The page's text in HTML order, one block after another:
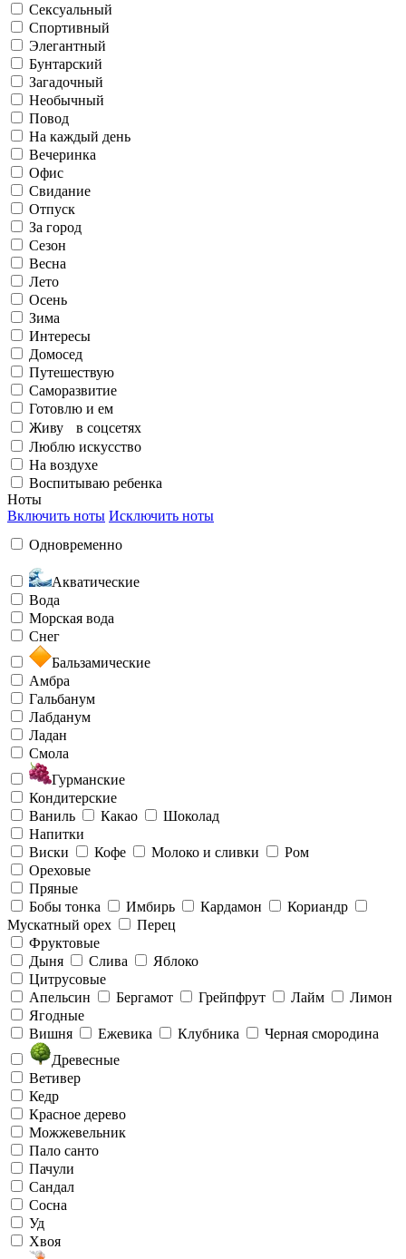
Сексуальный
Спортивный
Элегантный
Бунтарский
Загадочный
Необычный
Повод
На каждый день
Вечеринка
Офис
Свидание
Отпуск
За город
Сезон
Весна
Лето
Осень
Зима
Интересы
Домосед
Путешествую
Саморазвитие
Готовлю и ем
Живу в соцсетях
Люблю искусство
На воздухе
Воспитываю ребенка
Ноты
Включить ноты Исключить ноты
Одновременно
Акватические
Вода
Морская вода
Снег
Бальзамические
Амбра
Гальбанум
Лабданум
Ладан
Смола
Гурманские
Кондитерские
Ваниль
Какао
Шоколад
Напитки
Виски
Кофе Молоко и сливки
Ром
Ореховые
Пряные
Бобы тонка
Имбирь Кардамон
Кориандр
Мускатный орех
Перец
Фруктовые
Дыня
Слива
Яблоко
Цитрусовые
Апельсин
Бергамот Грейпфрут Лайм
Лимон
Ягодные
Вишня
Ежевика Клубника
Черная смородина
Древесные
Ветивер
Кедр
Красное дерево
Можжевельник
Пало санто
Пачули
Сандал
Сосна
Уд
Хвоя